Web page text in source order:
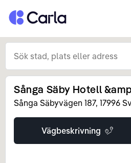
Tillbaka till startsidan
Sånga Säby Hotell
Sånga Säbyvägen 187, 17996
Vägbeskrivning